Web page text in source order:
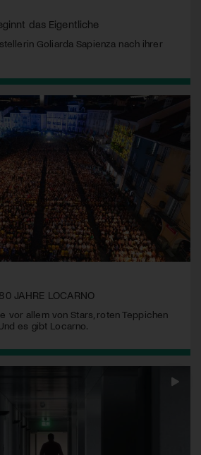
das Eigentliche
Goliarda Sapienza nach ihrer
JAHRE LOCARNO
vor allem von Stars, roten Teppichen
es gibt Locarno.